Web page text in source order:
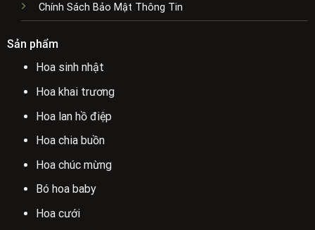
Chính Sách Bảo Mật Thông Tin
Sản phẩm
Hoa sinh nhật
Hoa khai trương
Hoa lan hồ điệp
Hoa chia buồn
Hoa chúc mừng
Bó hoa baby
Hoa cưới